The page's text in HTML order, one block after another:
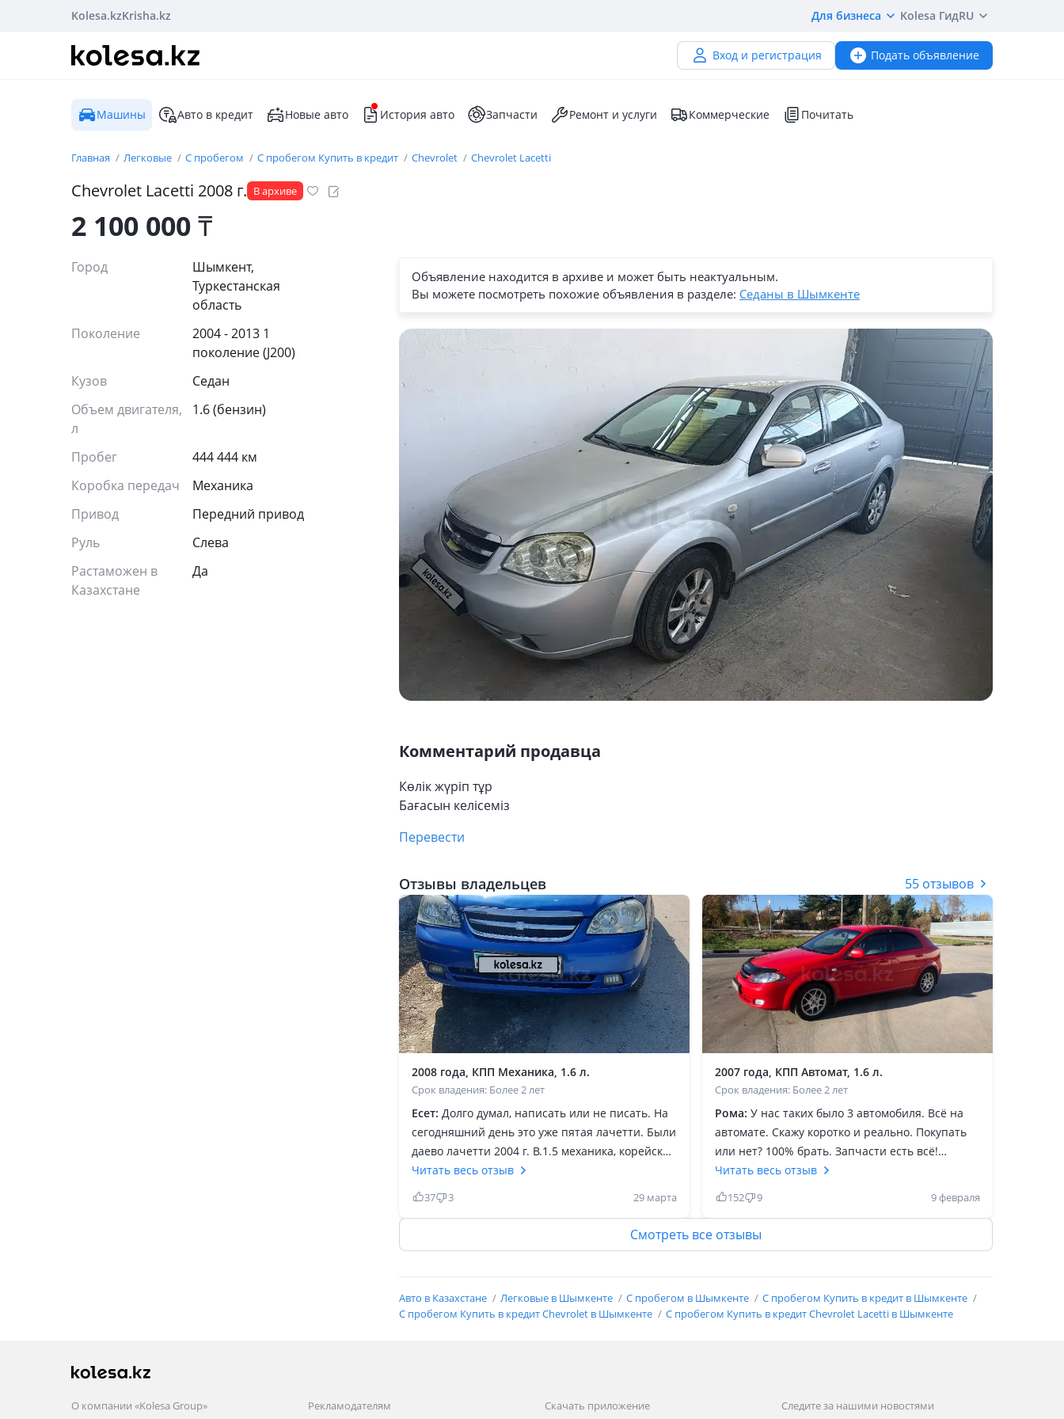
Kolesa.kzKrisha.kz Для бизнеса Kolesa ГидRU
Вход и регистрация Подать объявление
Машины Авто в кредит Новые авто История авто Запчасти Ремонт и услуги Коммерческие Почитать
Главная Легковые С пробегом С пробегом Купить в кредит Chevrolet Chevrolet Lacetti
Chevrolet Lacetti 2008 г. В архиве
2 100 000₸
Город
Шымкент,
Туркестанская
область
Поколение
2004 - 2013 1
поколение (J200)
Кузов
Седан
Объем двигателя,
л
1.6 (бензин)
Пробег
444 444 км
Коробка передач
Механика
Привод
Передний привод
Руль
Слева
Растаможен в
Казахстане
Да
Объявление находится в архиве и может быть неактуальным.
Вы можете посмотреть похожие объявления в разделе: Седаны в Шымкенте
Комментарий продавца
Көлік жүріп тұр
Бағасын келісеміз
Перевести
Отзывы владельцев 55 отзывов
2008 года, КПП Механика, 1.6 л.
Срок владения: Более 2 лет
Есет: Долго думал, написать или не писать. На
сегодняшний день это уже пятая лачетти. Были
даево лачетти 2004 г. В.1.5 механика, корейской
сборки, затем шевроле лачетти 2004 года 1.6
механика, потом универсал 2008 г. В.1.6
механика российской сборки, 2012 г. В 1.6
механика казахстанской сборки, сейчас 2008
сборки, хотя и 1.5 но бодрая и тяга хорошая
при нормальных скоростях и передаче КПП и
Читать весь отзыв
37 3 29 марта
2007 года, КПП Автомат, 1.6 л.
Срок владения: Более 2 лет
Рома: У нас таких было 3 автомобиля. Всё на
автомате. Скажу коротко и реально. Покупать
или нет? 100% брать. Запчасти есть всё!
Разборы вообще не нужны. Цены дешевле
приоры а качество лучше. Машина
комфортная мягкая. Не ставьте тока китайские
крепкое и надёжное. Лучше любой тоёты за эти
деньги. Сам работал на СТО поэтому знаю что
Читать весь отзыв
152 9 9 февраля
Смотреть все отзывы
Авто в Казахстане Легковые в Шымкенте С пробегом в Шымкенте
С пробегом Купить в кредит в Шымкенте
С пробегом Купить в кредит Chevrolet в Шымкенте
С пробегом Купить в кредит Chevrolet Lacetti в Шымкенте
О компании «Kolesa Group» Рекламодателям Скачать приложение Следите за нашими новостями